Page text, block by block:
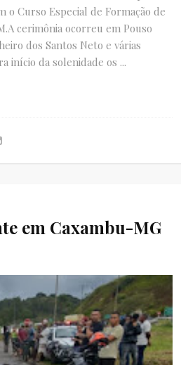
Curso Especial de Formação de
cerimônia ocorreu em Pouso
dos Santos Neto e várias
início da solenidade os ...
em Caxambu-MG